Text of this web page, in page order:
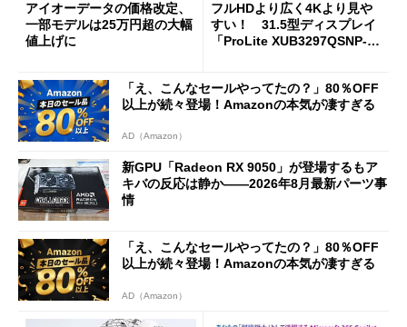
アイオーデータの価格改定、
一部モデルは25万円超の大幅
値上げに
フルHDより広く4Kより見や
すい！ 31.5型ディスプレイ
「ProLite XUB3297QSNP-B
「え、こんなセールやってたの？」80％OFF
以上が続々登場！Amazonの本気が凄すぎる
AD（Amazon）
新GPU「Radeon RX 9050」が登場するもア
キバの反応は静か――2026年8月最新パーツ事
情
「え、こんなセールやってたの？」80％OFF
以上が続々登場！Amazonの本気が凄すぎる
AD（Amazon）